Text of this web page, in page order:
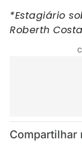
*Estagiário
Roberth Costa
Compartilhar